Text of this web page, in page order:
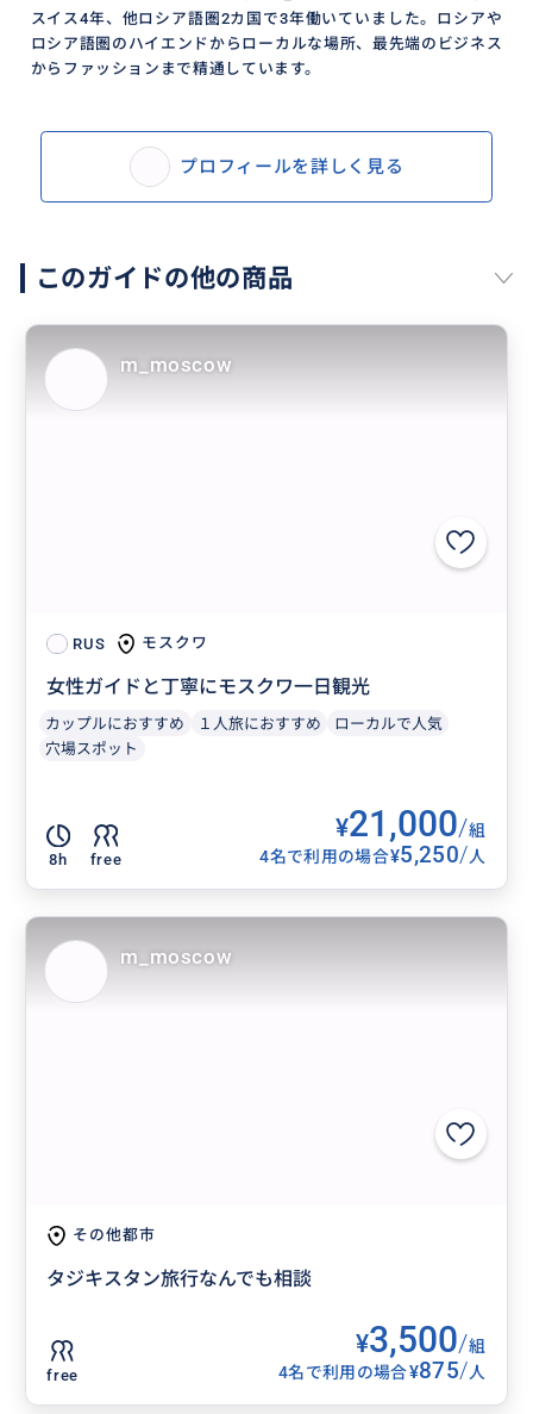
スイス4年、他ロシア語圏2カ国で3年働いていました。ロシアや
ロシア語圏のハイエンドからローカルな場所、最先端のビジネス
からファッションまで精通しています。
プロフィールを詳しく見る
このガイドの他の商品
RUS モスクワ
女性ガイドと丁寧にモスクワ一日観光
カップルにおすすめ １人旅におすすめ
ローカルで人気
穴場スポット
8h free
¥21,000/組
4名で利用の場合¥5,250/人
m_moscow
その他都市
タジキスタン旅行なんでも相談
free
¥3,500/組
4名で利用の場合¥875/人
m_moscow